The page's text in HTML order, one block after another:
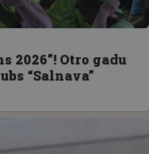
2026”! Otro gadu
“Salnava”